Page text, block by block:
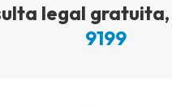
legal
9199